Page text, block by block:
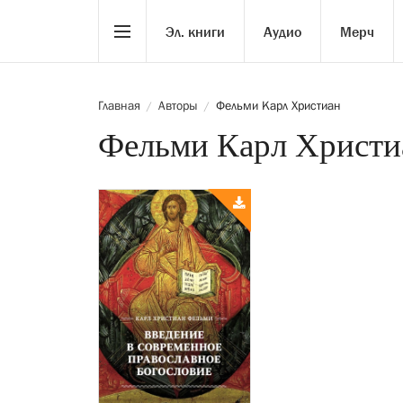
Эл. книги Аудио Мерч
Главная / Авторы / Фельми Карл Христиан
Фельми Карл